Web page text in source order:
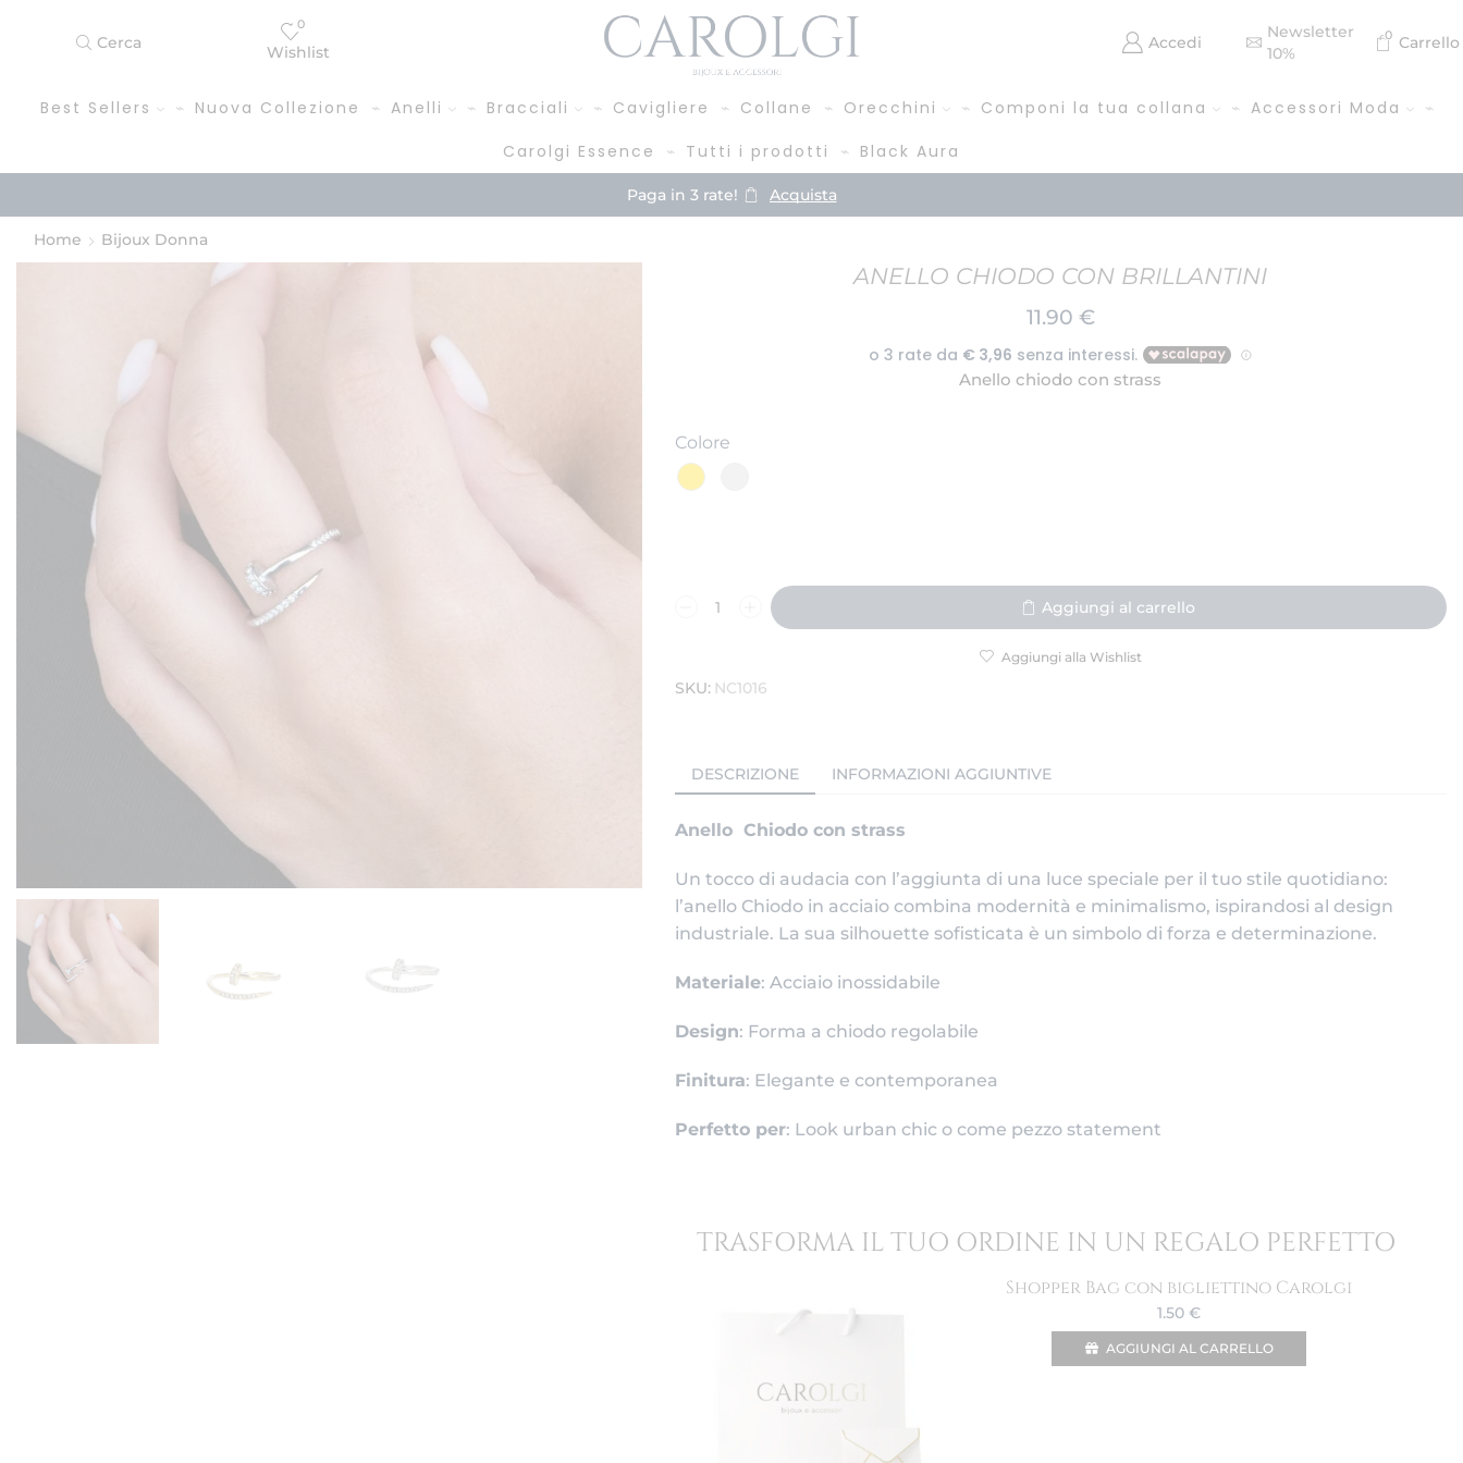
Cerca
0
Wishlist
Accedi
Newsletter
10%
0 Carrello
Best Sellers Nuova Collezione Anelli Bracciali Cavigliere Collane Orecchini Componi la tua collana
Accessori Moda
Carolgi Essence
Tutti i prodotti Black Aura
Paga in 3 rate! Acquista
Home Bijoux Donna
ANELLO CHIODO CON BRILLANTINI
11.90 €
Anello chiodo con strass
Colore
Aggiungi al carrello
Aggiungi alla Wishlist
SKU: NC1016
DESCRIZIONE INFORMAZIONI AGGIUNTIVE
Anello Chiodo con strass
Un tocco di audacia con l’aggiunta di una luce speciale per il tuo stile quotidiano:
l’anello Chiodo in acciaio combina modernità e minimalismo, ispirandosi al design
industriale. La sua silhouette sofisticata è un simbolo di forza e determinazione.
Materiale: Acciaio inossidabile
Design: Forma a chiodo regolabile
Finitura: Elegante e contemporanea
Perfetto per: Look urban chic o come pezzo statement
TRASFORMA IL TUO ORDINE IN UN REGALO PERFETTO
Shopper Bag con bigliettino Carolgi
1.50 €
AGGIUNGI AL CARRELLO